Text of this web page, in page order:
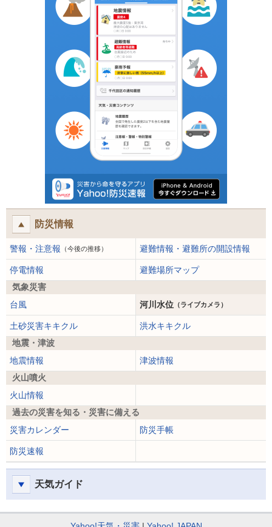
防災情報
警報・注意報 （今後の推移） 避難情報・避難所の開設情報
停電情報
避難場所マップ
気象災害
台風
河川水位 （ライブカメラ）
土砂災害キキクル
洪水キキクル
地震・津波
地震情報
津波情報
火山噴火
火山情報
過去の災害を知る・災害に備える
災害カレンダー
防災手帳
防災速報
天気ガイド